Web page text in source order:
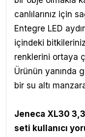
canlılarınız için
Entegre LED
içindeki
renklerini ortaya
Ürünün yanında
bir su altı
Jeneca XL30
seti kullanıcı